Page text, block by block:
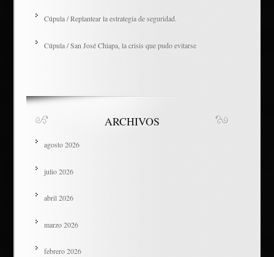
Cúpula / Replantear la estrategia de seguridad.
Cúpula / San José Chiapa, la crisis que pudo evitarse
ARCHIVOS
agosto 2026
julio 2026
abril 2026
marzo 2026
febrero 2026